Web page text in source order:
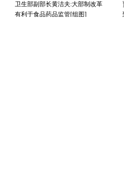
卫生部副部长黄洁夫:大部制改革
有利于食品药品监管[组图]